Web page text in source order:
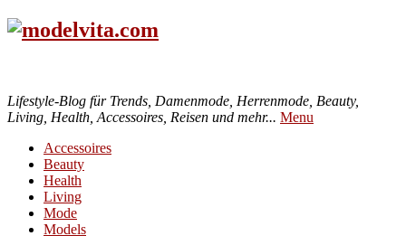
Lifestyle-Blog für Trends, Damenmode, Herrenmode, Beauty,
Living, Health, Accessoires, Reisen und mehr... Menu
Accessoires
Beauty
Health
Living
Mode
Models